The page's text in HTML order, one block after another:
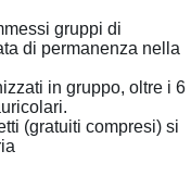
gruppi di
di permanenza nella
in gruppo, oltre i 6
(gratuiti compresi) si